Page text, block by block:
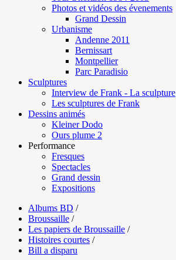
Photos et vidéos des évenements
Grand Dessin
Urbanisme
Andenne 2011
Bernissart
Montpellier
Parc Paradisio
Sculptures
Interview de Frank - La sculpture
Les sculptures de Frank
Dessins animés
Kleiner Dodo
Ours plume 2
Performance
Fresques
Spectacles
Grand dessin
Expositions
Albums BD /
Broussaille /
Les papiers de Broussaille /
Histoires courtes /
Bill a disparu